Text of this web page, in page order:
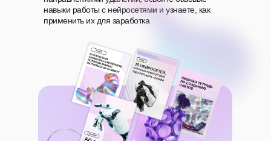
навыки работы с нейросетями и узнаете, как
применить их для заработка